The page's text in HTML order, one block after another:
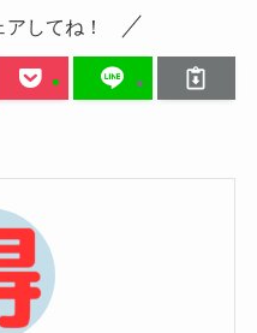
してね！